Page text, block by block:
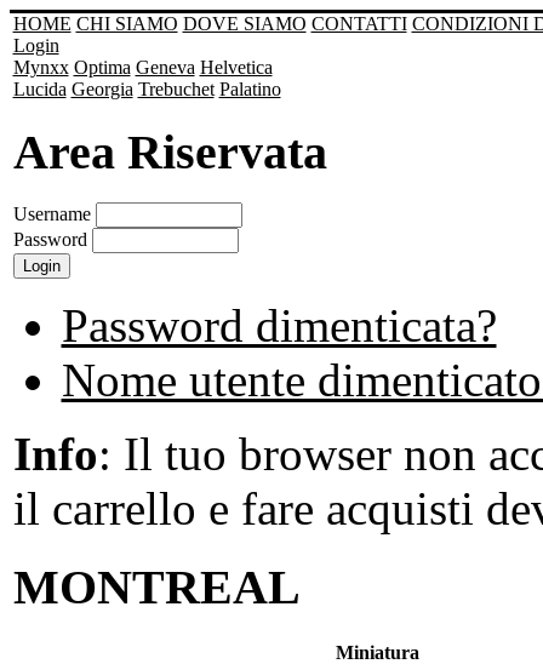
HOME CHI SIAMO DOVE SIAMO CONTATTI CONDIZIONI
Login
Mynxx Optima Geneva Helvetica
Lucida Georgia Trebuchet Palatino
Area Riservata
Username
Password
Password dimenticata?
Nome utente
Info: Il tuo browser non
il carrello e fare acquisti
MONTREAL
Miniatura